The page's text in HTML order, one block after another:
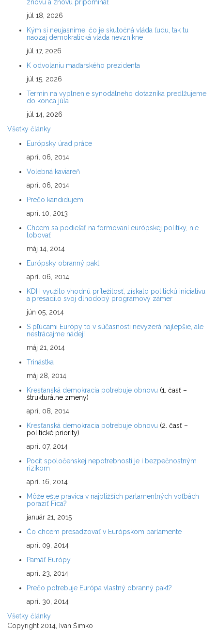
znovu a znovu pripomínať
júl 18, 2026
Kým si neujasníme, čo je skutočná vláda ľudu, tak tu
naozaj demokratická vláda nevznikne
júl 17, 2026
K odvolaniu maďarského prezidenta
júl 15, 2026
Termín na vyplnenie synodálneho dotazníka predlžujeme
do konca júla
júl 14, 2026
Všetky články
Európsky úrad práce
apríl 06, 2014
Volebná kaviareň
apríl 06, 2014
Prečo kandidujem
apríl 10, 2013
Chcem sa podieľať na formovaní európskej politiky, nie
lobovať
máj 14, 2014
Európsky obranný pakt
apríl 06, 2014
KDH využilo vhodnú príležitosť, získalo politickú iniciatívu
a presadilo svoj dlhodobý programový zámer
jún 05, 2014
S pľúcami Európy to v súčasnosti nevyzerá najlepšie, ale
nestrácajme nádej!
máj 21, 2014
Trinástka
máj 28, 2014
Kresťanská demokracia potrebuje obnovu (1. časť –
štrukturálne zmeny)
apríl 08, 2014
Kresťanská demokracia potrebuje obnovu (2. časť –
politické priority)
apríl 07, 2014
Pocit spoločenskej nepotrebnosti je i bezpečnostným
rizikom
apríl 16, 2014
Môže ešte pravica v najbližších parlamentných voľbách
poraziť Fica?
január 21, 2015
Čo chcem presadzovať v Európskom parlamente
apríl 09, 2014
Pamäť Európy
apríl 23, 2014
Prečo potrebuje Európa vlastný obranný pakt?
apríl 30, 2014
Všetky články
Copyright 2014, Ivan Šimko